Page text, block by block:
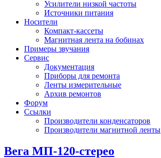
Усилители низкой частоты
Источники питания
Носители
Компакт-кассеты
Магнитная лента на бобинах
Примеры звучания
Сервис
Документация
Приборы для ремонта
Ленты измерительные
Архив ремонтов
Форум
Ссылки
Производители конденсаторов
Производители магнитной ленты
Вега МП-120-стерео